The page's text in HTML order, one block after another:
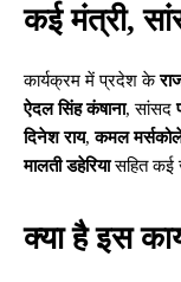
कई मंत्री,
कार्यक्रम में प्रदेश के
ऐदल सिंह कंषाना, सांसद
दिनेश राय,कमल
मालती डहेरियासहित कई
क्या है इस